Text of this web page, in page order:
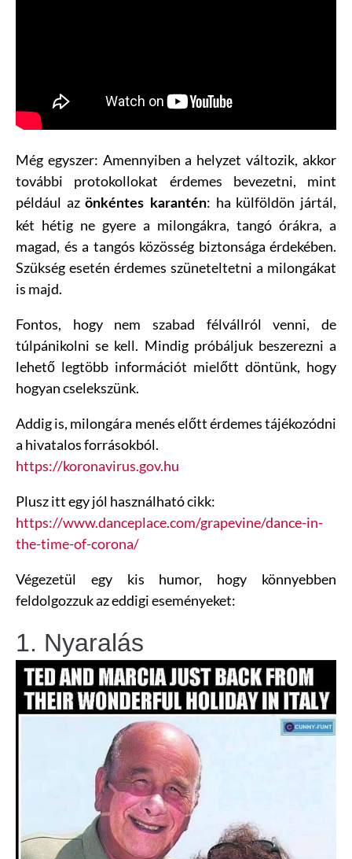
Még egyszer: Amennyiben a helyzet változik, akkor
további protokollokat érdemes bevezetni, mint
például azönkéntes karantén: ha külföldön jártál,
két hétig ne gyere a milongákra, tangó órákra, a
magad, és a tangós közösség biztonsága érdekében.
Szükség esetén érdemes szüneteltetni a milongákat
is majd.
Fontos, hogy nem szabad félvállról venni, de
túlpánikolni se kell. Mindig próbáljuk beszerezni a
lehető legtöbb információt mielőtt döntünk, hogy
hogyan cselekszünk.
Addig is, milongára menés előtt érdemes tájékozódni
a hivatalos forrásokból.
https://koronavirus.gov.hu
Plusz itt egy jól használható cikk:
https://www.danceplace.com/grapevine/dance-in-
the-time-of-corona/
Végezetül egy kis humor, hogy könnyebben
feldolgozzuk az eddigi eseményeket:
1. Nyaralás